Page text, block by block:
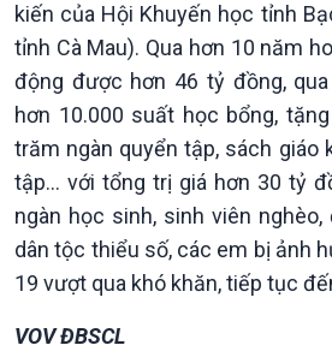
Xã hội
Tin Đời sống & Xã hội
360 độ Sức khỏe
Chuyển đổi Xanh
Tài nguyên và Môi trường
Xã hội chuyển động
Tin
Kết
khí
kiến của Hội Khuyến học tỉnh
tỉnh Cà Mau). Qua hơn 10 năm
động được hơn 46 tỷ đồng,
hơn 10.000 suất học bổng,
trăm ngàn quyển tập, sách giáo
tập... với tổng trị giá hơn 30 tỷ
ngàn học sinh, sinh viên
dân tộc thiểu số, các em bị ảnh
19 vượt qua khó khăn, tiếp tục
VOV ĐBSCL